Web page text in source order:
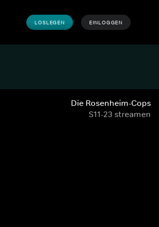
LOSLEGEN EINLOGGEN
Die Rosenheim-Cops
S11-23 streamen